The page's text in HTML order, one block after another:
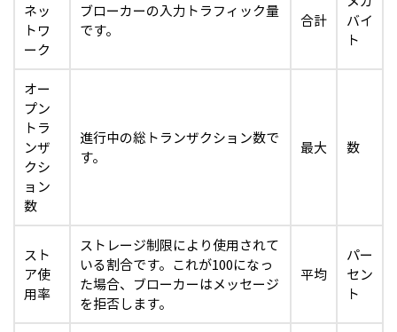
ネッ
トワ
ーク
ブローカーの入力トラフィック量
です。
合計
バイ
ト
オー
プン
トラ
ンザ
クシ
ョン
数
進行中の総トランザクション数で
す。
最大 数
スト
ア使
用率
ストレージ制限により使用されて
いる割合です。これが100になっ
た場合、ブローカーはメッセージ
を拒否します。
平均
パー
セン
ト